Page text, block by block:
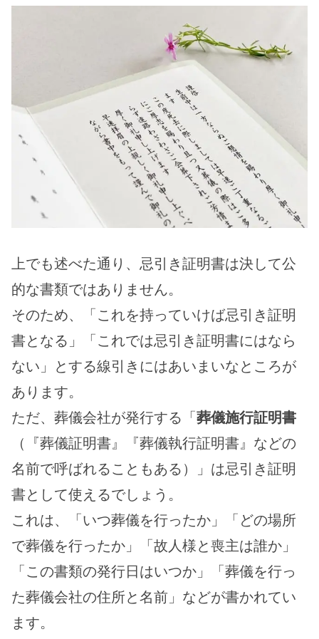
上でも述べた通り、忌引き証明書は決して公
的な書類ではありません。
そのため、「これを持っていけば忌引き証明
書となる」「これでは忌引き証明書にはなら
ない」とする線引きにはあいまいなところが
あります。
ただ、葬儀会社が発行する「葬儀施行証明書
（『葬儀証明書』『葬儀執行証明書』などの
名前で呼ばれることもある）」は忌引き証明
書として使えるでしょう。
これは、「いつ葬儀を行ったか」「どの場所
で葬儀を行ったか」「故人様と喪主は誰か」
「この書類の発行日はいつか」「葬儀を行っ
た葬儀会社の住所と名前」などが書かれてい
ます。